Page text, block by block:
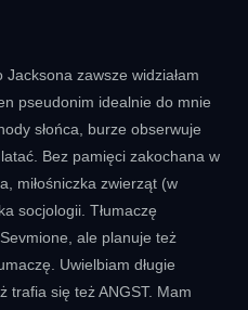
zawsze widziałam
pseudonim idealnie do mnie
słońca, burze obserwuje
Bez pamięci zakochana w
miłośniczka zwierząt (w
socjologii. Tłumaczę
ale planuje też
Uwielbiam długie
trafia się też ANGST. Mam